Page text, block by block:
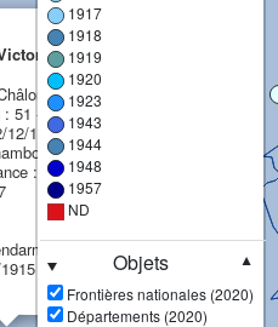
MPF
en-Champagne
: 51 - Marne
12/1877
: 45 - Loiret
(5e LG)
1917
1918
1919
1920
1923
1943
1944
1948
1957
ND
Objets
▼
Frontières nationales (2020)
Départements (2020)